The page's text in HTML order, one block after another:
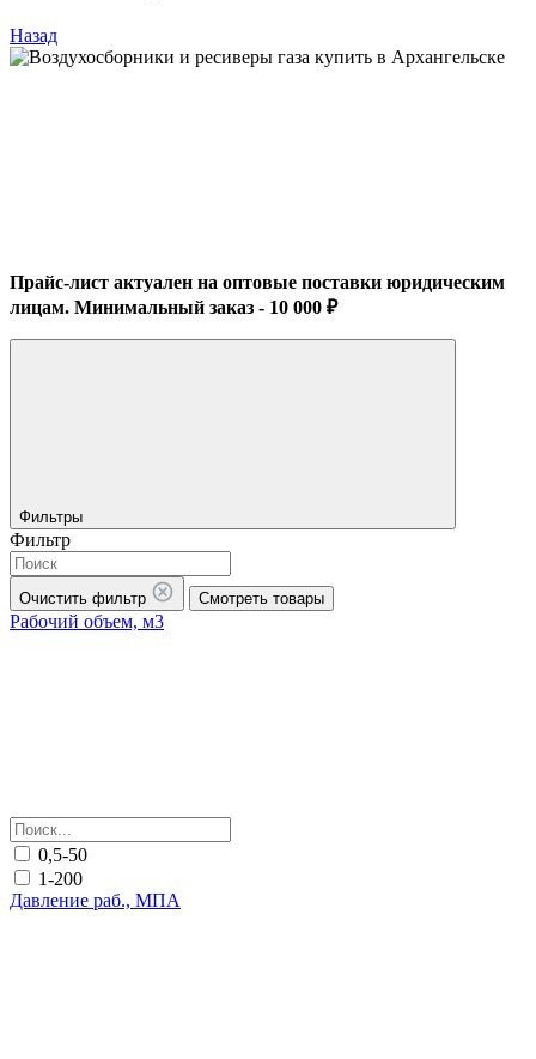
Назад
Прайс-лист актуален на оптовые поставки юридическим
лицам. Минимальный заказ - 10 000 ₽
Фильтры
Фильтр
Очистить фильтр Смотреть товары
Рабочий объем, м3
0,5-50
1-200
Давление раб., МПА